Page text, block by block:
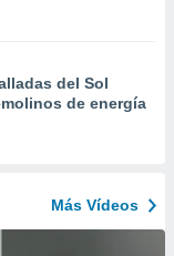
del Sol
de energía
Más Vídeos